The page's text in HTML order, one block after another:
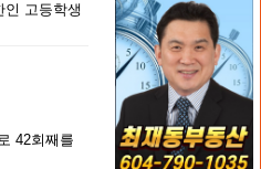
고등학생
42회째를